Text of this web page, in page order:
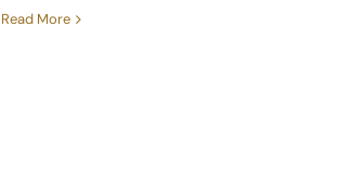
Read More